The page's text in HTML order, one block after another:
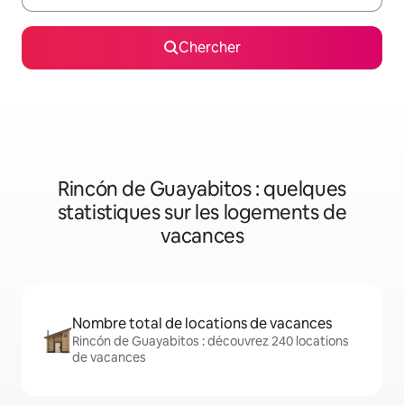
Chercher
Rincón de Guayabitos : quelques
statistiques sur les logements de
vacances
Nombre total de locations de vacances
Rincón de Guayabitos : découvrez 240 locations
de vacances